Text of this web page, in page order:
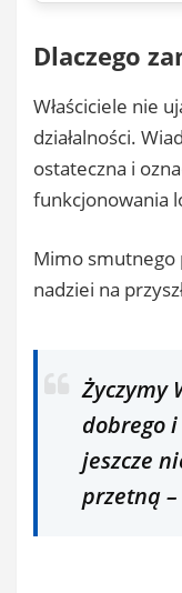
Dlaczego
Właściciele nie
działalności.
ostateczna i
funkcjonowania
Mimo smutnego
nadziei na
Życzymy
dobrego
jeszcze
przetną